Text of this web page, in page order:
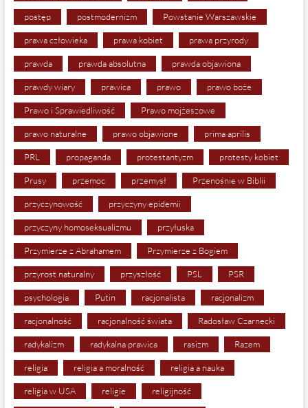
postęp postmodernizm Powstanie Warszawskie
prawa człowieka prawa kobiet prawa przyrody
prawda prawda absolutna prawda objawiona
prawdy wiary prawica prawo prawo boże
Prawo i Sprawiedliwość Prawo mojżeszowe
prawo naturalne prawo objawione prima aprilis
PRL propaganda protestantyzm protesty kobiet
Prusy przemoc przemysł Przenośnie w Biblii
przyczynowość przyczyny epidemii
przyczyny homoseksualizmu przyłuska
Przymierze z Abrahamem Przymierze z Bogiem
przyrost naturalny przyszłość PSL PSR
psychologia Putin racjonalista racjonalizm
racjonalność racjonalność świata Radosław Czarnecki
radykalizm radykalna prawica rasizm Razem
religia religia a moralność religia a nauka
religia w USA religie religijność